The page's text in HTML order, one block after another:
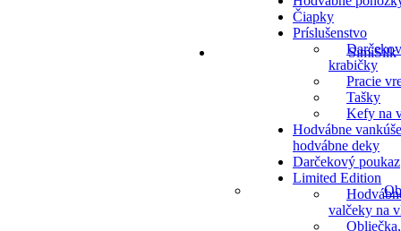
SimiSilk
Čiapky
Príslušenstvo
krabičky
Pracie
Tašky
Kefy na
Hodvábne
hodvábne deky
Darčekový poukaz
Limited Edition
valčeky na
Obliečka,